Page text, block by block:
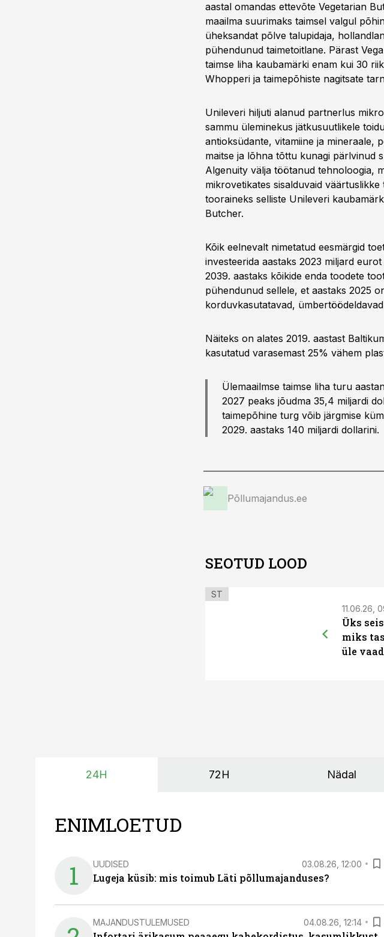
aastal omandas ettevõte Vegetarian
maailma suurimaks taimsel valgul
üheksandat põlve talupidaja,
pühendunud taimetoitlane. Pärast
taimse liha kaubamärki enam kui 30
Whopperi ja taimepõhiste nagitsate
Unileveri hiljuti alanud partnerlus
sammu üleminekus jätkusuutlikele
antioksüdante, vitamiine ja mineraale,
maitse ja lõhna tõttu kunagi pärlvinud
Algenuity välja töötanud tehnoloogia,
mikrovetikates sisalduvaid
tooraineks selliste Unileveri
Butcher.
Kõik eelnevalt nimetatud eesmärgid
investeerida aastaks 2023 miljard
2039. aastaks kõikide enda toodete
pühendunud sellele, et aastaks 2025
korduvkasutatavad,
Näiteks on alates 2019. aastast
kasutatud varasemast 25% vähem
Ülemaailmse taimse liha turu
2027 peaks jõudma 35,4 miljardi
taimepõhine turg võib järgmise
2029. aastaks 140 miljardi dollarini.
Põllumajandus.ee
SEOTUD LOOD
ST
11.06.26,
Üks
miks
üle
24H 72H Nädal
ENIMLOETUD
1 UUDISED 03.08.26, 12:00
Lugeja küsib: mis toimub Läti põllumajanduses?
MAJANDUSTULEMUSED 04.08.26, 12:14